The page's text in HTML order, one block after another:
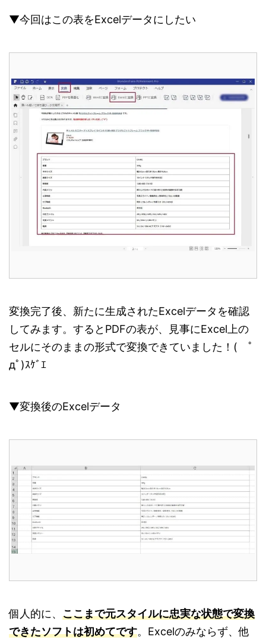
▼今回はこの表をExcelデータにしたい
変換完了後、新たに生成されたExcelデータを確認
してみます。するとPDFの表が、見事にExcel上の
セルにそのままの形式で変換できていました！( ﾟ
дﾟ)ｽｹﾞｴ
▼変換後のExcelデータ
個人的に、 ここまで元スタイルに忠実な状態で変換
できたソフトは初めてです。Excelのみならず、他